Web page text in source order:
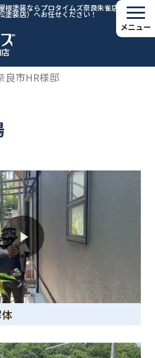
根塗装ならプロタイムズ奈良朱雀店・生駒
塗装店）へお任せください！
メニュー
良市HR様邸